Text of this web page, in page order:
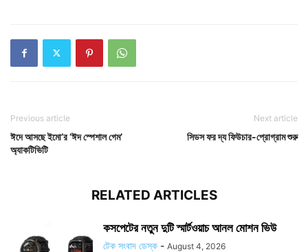
Previous article
ঈদে আসছে ইমো’র ‘ঈদ স্পেশাল গেম’
অ্যাকটিভিটি
Next article
সিডস ফর দ্য ফিউচার-প্রোগ্রাম শুরু
RELATED ARTICLES
কসপেটের নতুন দুটি স্মার্টওয়াচ আনল মোশন ভিউ
টেক সংবাদ ডেস্ক - August 4, 2026